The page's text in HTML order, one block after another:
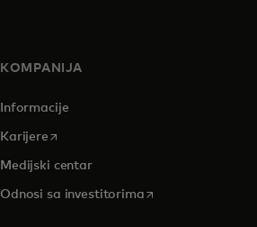
KOMPANIJA
Informacije
Karijereopens in a new tab
Medijski centar
Odnosi sa investitorimaopens in a new tab